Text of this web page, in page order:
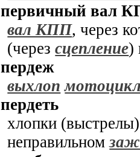
первичный вал
вал КПП, через
(черезсцепление)
пердеж
выхлоп
пердеть
хлопки
неправильном